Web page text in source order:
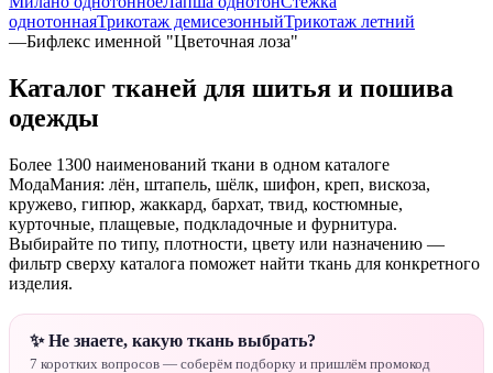
однотоннаяТрикотаж демисезонныйТрикотаж летний
—Бифлекс именной "Цветочная лоза"
Каталог тканей для шитья и пошива
одежды
Более 1300 наименований ткани в одном каталоге
МодаМания: лён, штапель, шёлк, шифон, креп, вискоза,
кружево, гипюр, жаккард, бархат, твид, костюмные,
курточные, плащевые, подкладочные и фурнитура.
Выбирайте по типу, плотности, цвету или назначению —
фильтр сверху каталога поможет найти ткань для конкретного
изделия.
✨ Не знаете, какую ткань выбрать?
7 коротких вопросов — соберём подборку и пришлём промокод